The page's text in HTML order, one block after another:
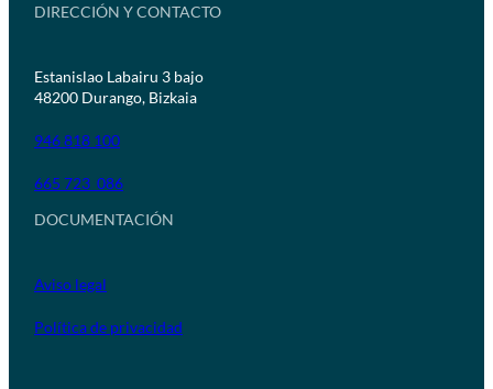
DIRECCIÓN Y CONTACTO
Estanislao Labairu 3 bajo
48200 Durango, Bizkaia
946 818 100
665 723 086
DOCUMENTACIÓN
Aviso legal
Política de privacidad